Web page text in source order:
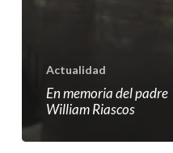
Actualidad
En memoria del padre
William Riascos